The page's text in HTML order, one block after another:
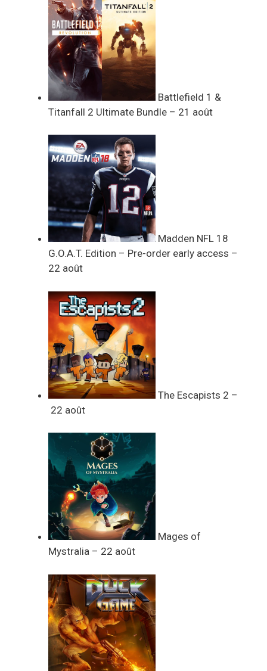
Battlefield 1 &
Titanfall 2 Ultimate Bundle – 21 août
Madden NFL 18
G.O.A.T. Edition – Pre-order early access –
22 août
The Escapists 2 –
22 août
Mages of
Mystralia – 22 août